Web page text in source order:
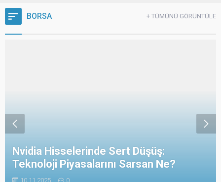
BORSA + TÜMÜNÜ GÖRÜNTÜLE
Nvidia Hisselerinde Sert Düşüş:
Teknoloji Piyasalarını Sarsan Ne?
10.11.2025 0